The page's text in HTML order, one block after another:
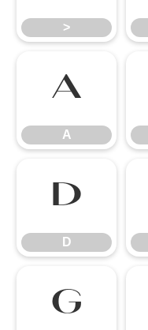
>
A
A
D
D
G